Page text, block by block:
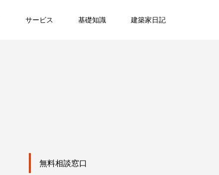
サービス 基礎知識 建築家日記
無料相談窓口